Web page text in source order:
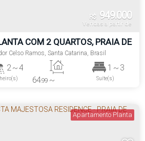
R$ 949.000
Vendas a partir de
COM 2 QUARTOS, PRAIA DE
CELSO RAMOS
Celso Ramos, Santa Catarina, Brasil
2 ~ 4
64.99 ~
1 ~ 3
Suíte(s)
Apartamento Planta